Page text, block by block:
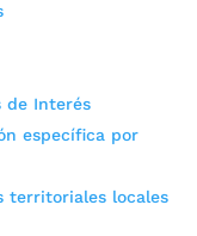
de Interés
específica por
territoriales locales
Holanda
2023
Noticias
que
junto a
al visitar por